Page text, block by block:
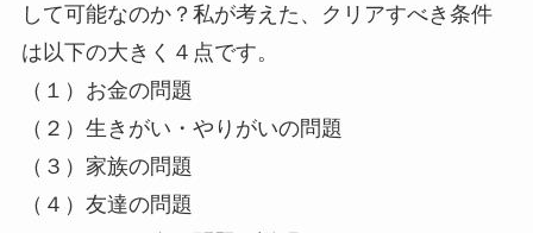
して可能なのか？私が考えた、クリアすべき条件
は以下の大きく４点です。
（１）お金の問題
（２）生きがい・やりがいの問題
（３）家族の問題
（４）友達の問題